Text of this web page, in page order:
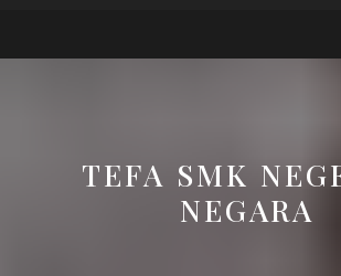
Open
TEFA SMK
NEGARA